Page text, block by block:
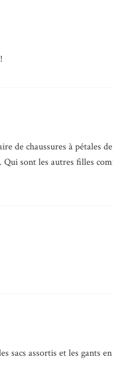
de chaussures à pétales
sont les autres filles
sacs assortis et les gants